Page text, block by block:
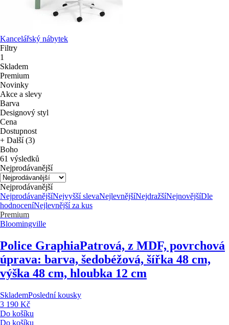
Kancelářský nábytek
Filtry
1
Skladem
Premium
Novinky
Akce a slevy
Barva
Designový styl
Cena
Dostupnost
+ Další (3)
Boho
61 výsledků
Nejprodávanější
Nejprodávanější
NejprodávanějšíNejvyšší slevaNejlevnějšíNejdražšíNejnovějšíDle
hodnoceníNejlevnější za kus
Premium
Bloomingville
Police GraphiaPatrová, z MDF, povrchová
úprava: barva, šedobéžová, šířka 48 cm,
výška 48 cm, hloubka 12 cm
SklademPoslední kousky
3 190 Kč
Do košíku
Do košíku